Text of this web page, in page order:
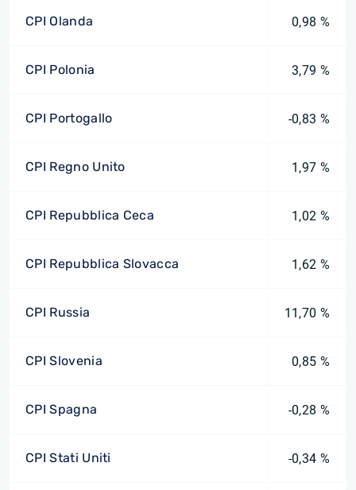
CPI Olanda 0,98 %
CPI Polonia 3,79 %
CPI Portogallo -0,83 %
CPI Regno Unito 1,97 %
CPI Repubblica Ceca 1,02 %
CPI Repubblica Slovacca 1,62 %
CPI Russia 11,70 %
CPI Slovenia 0,85 %
CPI Spagna -0,28 %
CPI Stati Uniti -0,34 %